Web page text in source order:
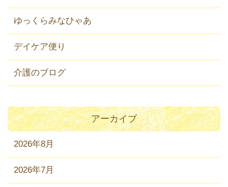
ゆっくらみなひゃあ
デイケア便り
介護のブログ
アーカイブ
2026年8月
2026年7月